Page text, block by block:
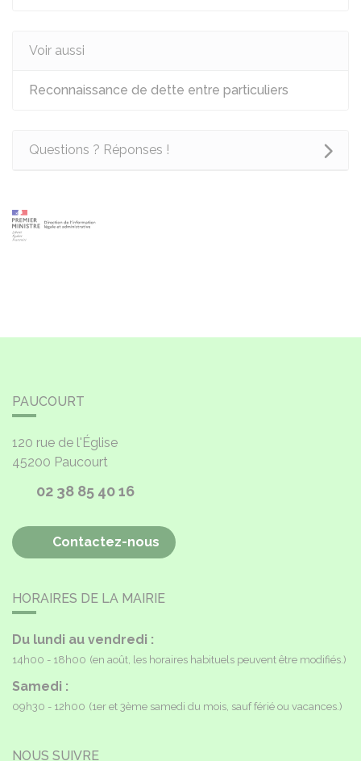
Voir aussi
Reconnaissance de dette entre particuliers
Questions ? Réponses !
PAUCOURT
120 rue de l'Église
45200 Paucourt
02 38 85 40 16
Contactez-nous
HORAIRES DE LA MAIRIE
Du lundi au vendredi :
14h00 - 18h00 (en août, les horaires habituels peuvent être modifiés.)
Samedi :
09h30 - 12h00 (1er et 3ème samedi du mois, sauf férié ou vacances.)
NOUS SUIVRE